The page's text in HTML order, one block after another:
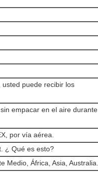
puede recibir los
empacar en el aire durante
por vía aérea.
¿ Qué es esto?
Medio, África, Asia, Australia.